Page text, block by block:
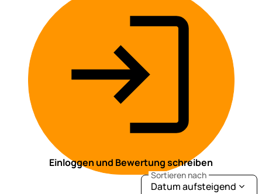
Einloggen und Bewertung schreiben
Sortieren nach
Datum aufsteigend